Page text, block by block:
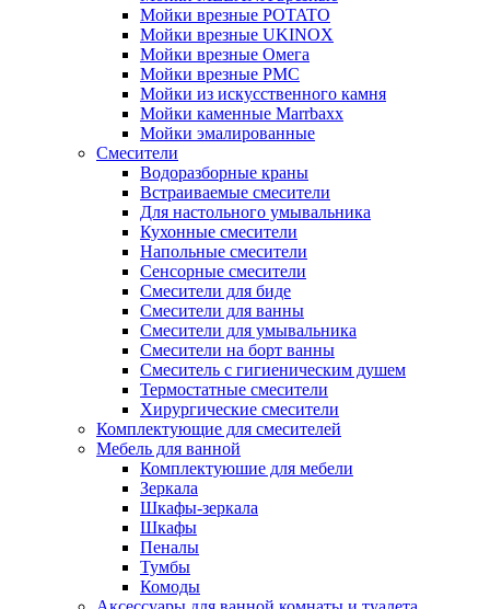
Мойки врезные POTATO
Мойки врезные UKINOX
Мойки врезные Омега
Мойки врезные РМС
Мойки из искусственного камня
Мойки каменные Marrbaxx
Мойки эмалированные
Смесители
Водоразборные краны
Встраиваемые смесители
Для настольного умывальника
Кухонные смесители
Напольные смесители
Сенсорные смесители
Смесители для биде
Смесители для ванны
Смесители для умывальника
Смесители на борт ванны
Смеситель с гигиеническим душем
Термостатные смесители
Хирургические смесители
Комплектующие для смесителей
Мебель для ванной
Комплектуюшие для мебели
Зеркала
Шкафы-зеркала
Шкафы
Пеналы
Тумбы
Комоды